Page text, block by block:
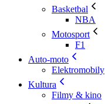
Basketbal
NBA
Motosport
F1
Auto-moto
Elektromobily
Kultura
Filmy & kino